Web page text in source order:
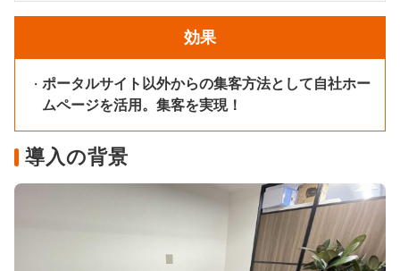
効果
ポータルサイト以外からの集客方法として自社ホー
ムページを活用。集客を実現！
導入の背景